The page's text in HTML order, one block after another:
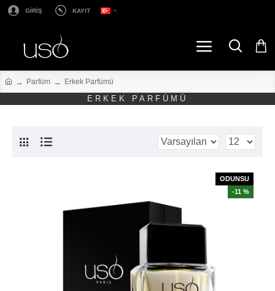
GİRİŞ KAYIT
Parfüm Erkek Parfümü
ERKEK PARFÜMÜ
ODUNSU
-11 %